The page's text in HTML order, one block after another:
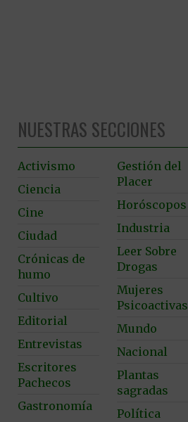
NUESTRAS SECCIONES
Activismo
Ciencia
Cine
Ciudad
Crónicas de
humo
Cultivo
Editorial
Entrevistas
Escritores
Pachecos
Gastronomía
Gestión del
Placer
Horóscopos
Industria
Leer Sobre
Drogas
Mujeres
Psicoactivas
Mundo
Nacional
Plantas
sagradas
Política